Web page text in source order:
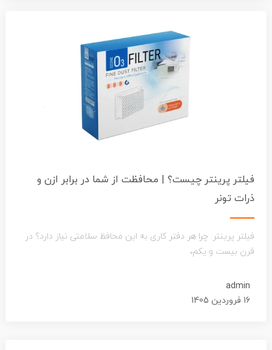
فیلتر پرینتر چیست؟ | محافظت از شما در برابر ازن و
ذرات تونر
فیلتر پرینتر: چرا هر دفتر کاری به این محافظ سلامتی نیاز دارد؟ در
قرن بیست و یکم،
admin